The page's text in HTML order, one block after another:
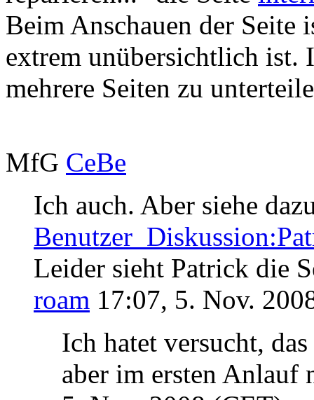
Beim Anschauen der Seite
extrem unübersichtlich ist.
mehrere Seiten zu
MfG CeBe
Ich auch. Aber siehe
Leider sieht Patrick die
roam 17:07, 5. Nov.
Ich hatet versucht,
aber im ersten Anlauf